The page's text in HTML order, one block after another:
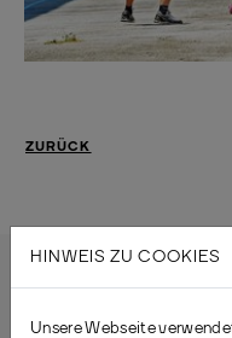
ZURÜCK
HINWEIS ZU COOKIES
Unsere Webseite